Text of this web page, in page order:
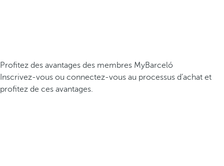
Profitez des avantages des membres MyBarceló
Inscrivez-vous ou connectez-vous au processus d’achat et
profitez de ces avantages.